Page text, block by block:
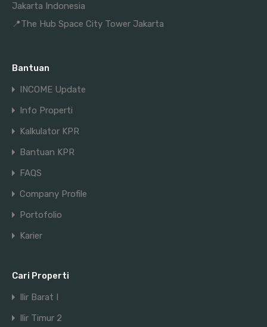
Jakarta Indonesia
📍The Hub Space City Tower Jakarta
Bantuan
INCOME Update
Info Properti
Kalkulator KPR
Bantuan KPR
FAQS
Company Profile
Portofolio
Karier
Cari Properti
Ilir Barat I
Ilir Timur 2